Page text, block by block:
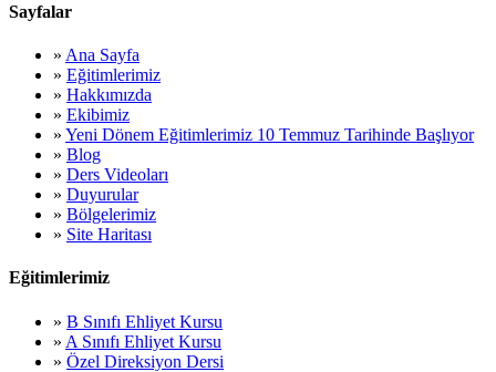
Sayfalar
» Ana Sayfa
» Eğitimlerimiz
» Hakkımızda
» Ekibimiz
» Yeni Dönem Eğitimlerimiz 10 Temmuz Tarihinde Başlıyor
» Blog
» Ders Videoları
» Duyurular
» Bölgelerimiz
» Site Haritası
Eğitimlerimiz
» B Sınıfı Ehliyet Kursu
» A Sınıfı Ehliyet Kursu
» Özel Direksiyon Dersi